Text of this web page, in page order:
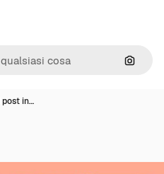
Cerca
in…